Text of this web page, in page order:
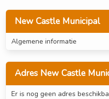
New Castle Municipal
Algemene informatie
Adres New Castle
Er is nog geen adres